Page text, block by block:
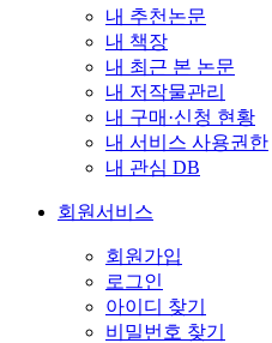
내 추천논문
내 책장
내 최근 본 논문
내 저작물관리
내 구매·신청 현황
내 서비스 사용권한
내 관심 DB
회원서비스
회원가입
로그인
아이디 찾기
비밀번호 찾기